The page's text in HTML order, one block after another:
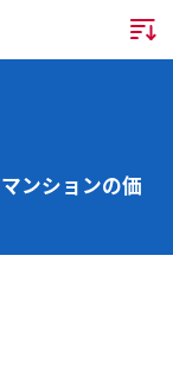
ンションの価